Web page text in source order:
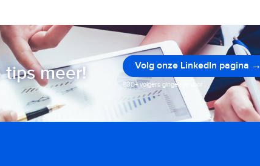
tips meer! Volg onze LinkedIn pagina →
800+ volgers gingen je voor